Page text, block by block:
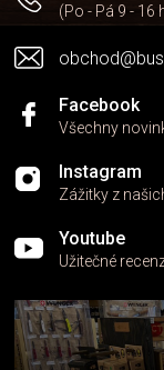
(Po - Pá 9 - 16
Facebook
Všechny
Instagram
Zážitky z
Youtube
Užitečné